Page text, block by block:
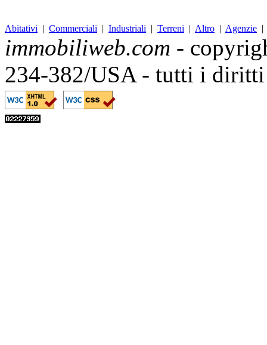
Abitativi | Commerciali | Industriali | Terreni | Altro | Agenzie
immobiliweb.com -
234-382/USA - tutti i